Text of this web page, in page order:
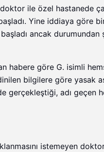
ile özel hastanede
Yine iddiaya göre
ancak
habere göre G. isimli
bilgilere göre yasak
gerçekleştiği, adı
istemeyen